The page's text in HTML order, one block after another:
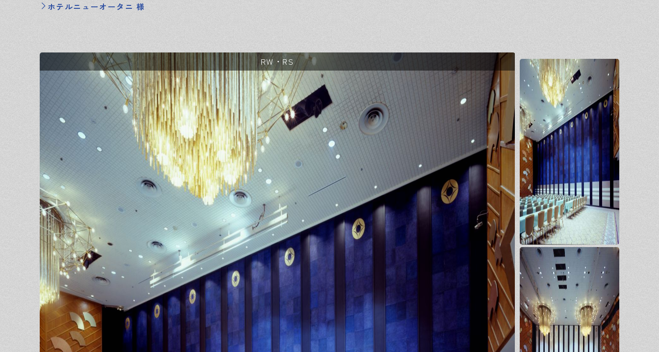
ホテルニューオータニ 様
RW・RS